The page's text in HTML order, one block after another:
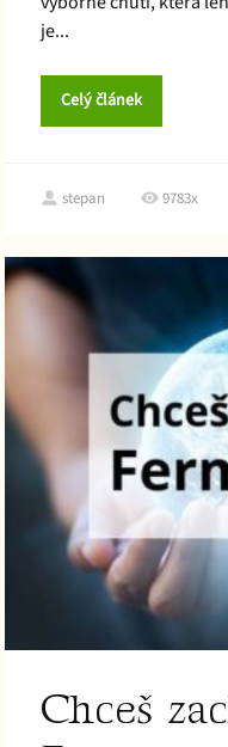
je...
Celý článek
stepan 9783x
Chceš